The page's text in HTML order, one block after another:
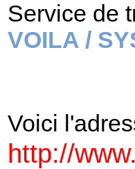
Service de
VOILA /
Voici
http://